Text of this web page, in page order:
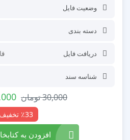
وضعیت فایل
دسته بندی
دریافت فایل
شناسه سند
30,000تومان
٪33 تخفیف
افزودن به